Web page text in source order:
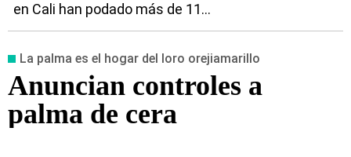
en Cali han podado más de 11...
La palma es el hogar del loro orejiamarillo
Anuncian controles a
palma de cera